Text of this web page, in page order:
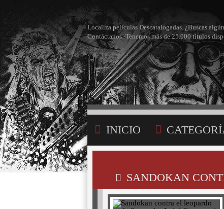
Localiza películas Descatalogadas. ¿Buscas
Contáctanos -Tenemos más de 25.000 títulos
INICIO
SANDOKAN